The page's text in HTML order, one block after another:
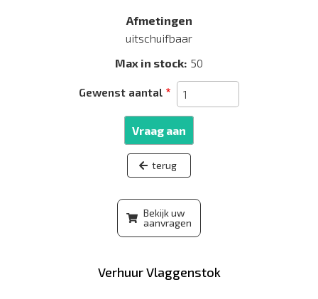
Afmetingen
uitschuifbaar
Max in stock 50
Gewenst aantal
Vraag aan
Bekijk uw
aanvragen
Verhuur Vlaggenstok